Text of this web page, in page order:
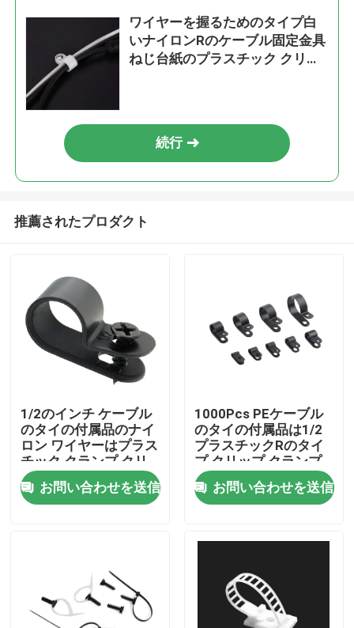
ビデオ
ワイヤーを握るためのタイプ白
いナイロンRのケーブル固定金具
ねじ台紙のプラスチック クリッ
続行
推薦されたプロダクト
1/2のインチ ケーブル
のタイの付属品のナイ
ロン ワイヤーはプラス
チック クランプ クリ
ップ1.2mm Thincness
を修理した
お問い合わせを送信
1000Pcs PEケーブル
のタイの付属品は1/2
プラスチックRのタイ
プ クリップ クランプ
をじりじり動かす
お問い合わせを送信